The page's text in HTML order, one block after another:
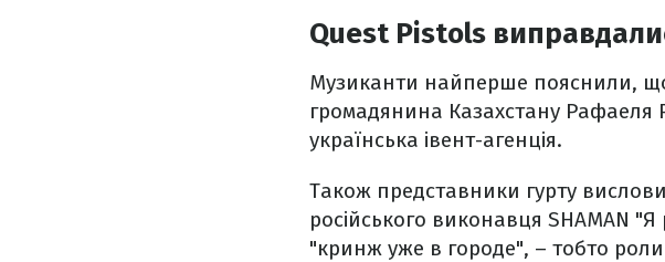
Quest Pistols
Музиканти найперше пояснили,
громадянина Казахстану Рафаеля
українська івент-агенція.
Також представники гурту
російського виконавця SHAMAN
"кринж уже в городе", – тобто